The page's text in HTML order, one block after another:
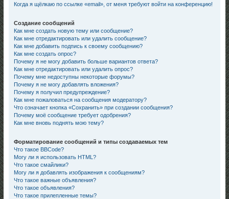
Когда я щёлкаю по ссылке «email», от меня требуют войти на конференцию!
Создание сообщений
Как мне создать новую тему или сообщение?
Как мне отредактировать или удалить сообщение?
Как мне добавить подпись к своему сообщению?
Как мне создать опрос?
Почему я не могу добавить больше вариантов ответа?
Как мне отредактировать или удалить опрос?
Почему мне недоступны некоторые форумы?
Почему я не могу добавлять вложения?
Почему я получил предупреждение?
Как мне пожаловаться на сообщения модератору?
Что означает кнопка «Сохранить» при создании сообщения?
Почему моё сообщение требует одобрения?
Как мне вновь поднять мою тему?
Форматирование сообщений и типы создаваемых тем
Что такое BBCode?
Могу ли я использовать HTML?
Что такое смайлики?
Могу ли я добавлять изображения к сообщениям?
Что такое важные объявления?
Что такое объявления?
Что такое прилепленные темы?